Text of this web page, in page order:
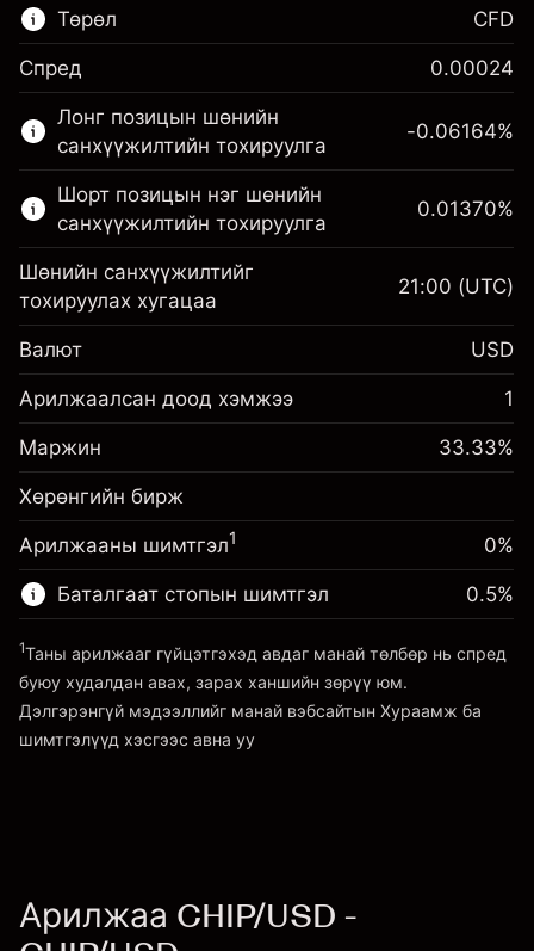
Төрөл
Энэ санхүүгийн зах зээл зөвхөн CFD
арилжаанд зориулагдсан.
Дэлгэрэнгүй мэдээллийг:
CFD-үүд
CFD
Спред 0.00024
Лонг позицын шөнийн
санхүүжилтийн тохируулга
Маржин. Таны хөрөнгө
оруулалт
Шөнийн санхүүжилтийн
тохируулга
Позицын бүрэн хэмжээнээс
авах төлбөр
-0.061644
%
Хөшүүрэгтэй арилжааны хэмжээ
Хөшүүргийн мөнгө ~ $$2,000.30
Платформ руу орох
-0.06164%
Шорт позицын нэг шөнийн
санхүүжилтийн тохируулга
Маржин. Таны хөрөнгө
оруулалт
$1,000.00
Шөнийн санхүүжилтийн
тохируулга
Позицын бүрэн хэмжээнээс
авах төлбөр
%
Хөшүүргийн мөнгө ~ $ $2,000.30
Платформ руу орох
0.01370%
Шөнийн санхүүжилтийг
тохируулах хугацаа
21:00 (UTC)
Валют USD
Арилжаалсан доод хэмжээ 1
Маржин 33.33%
Хөрөнгийн бирж
Арилжааны шимтгэл1 0%
Баталгаат стопын шимтгэл 0.5%
1Таны арилжааг гүйцэтгэхэд авдаг манай төлбөр нь спред
буюу худалдан авах, зарах ханшийн зөрүү юм.
Дэлгэрэнгүй мэдээллийг манай вэбсайтын Хураамж ба
шимтгэлүүд хэсгээс авна уу
Арилжаа CHIP/USD -